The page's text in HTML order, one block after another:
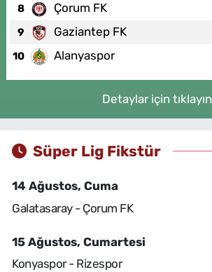
8 Çorum FK
9 Gaziantep FK
10 Alanyaspor
Detaylar için tıklayın
Süper Lig Fikstür
14 Ağustos, Cuma
Galatasaray - Çorum FK
15 Ağustos, Cumartesi
Konyaspor - Rizespor